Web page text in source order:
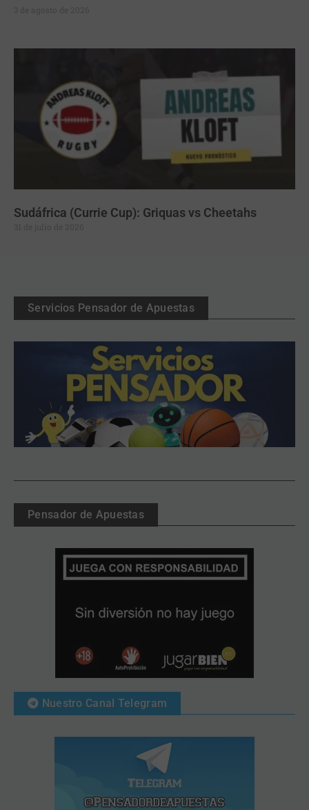
Sudáfrica (Currie Cup): Griquas vs Cheetahs
Servicios Pensador de Apuestas
Pensador de Apuestas
Nuestro Canal Telegram